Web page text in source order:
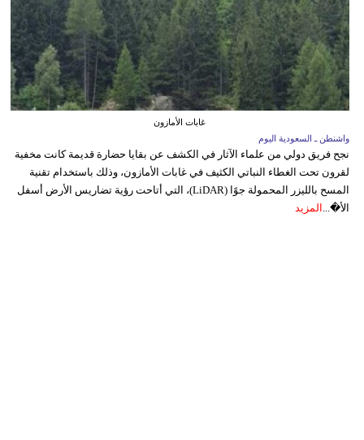
غابات الأمازون
واشنطن ـ السعودية اليوم
نجح فريق دولي من علماء الآثار في الكشف عن بقايا حضارة قديمة كانت مخفية
لقرون تحت الغطاء النباتي الكثيف في غابات الأمازون، وذلك باستخدام تقنية
المسح بالليزر المحمولة جوًا (LiDAR)، التي أتاحت رؤية تضاريس الأرض أسفل
الأ�... المزيد